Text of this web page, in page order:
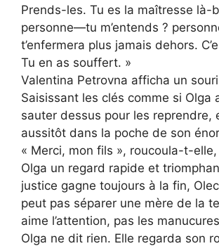
Prends-les. Tu es la maîtresse là-
personne—tu m’entends ?
t’enfermera plus jamais dehors.
Tu en as souffert. »
Valentina Petrovna afficha un
Saisissant les clés comme si Olga
sauter dessus pour les reprendre,
aussitôt dans la poche de son
« Merci, mon fils », roucoula-t-
Olga un regard rapide et
justice gagne toujours à la fin,
peut pas séparer une mère de la
aime l’attention, pas les
Olga ne dit rien. Elle regarda son